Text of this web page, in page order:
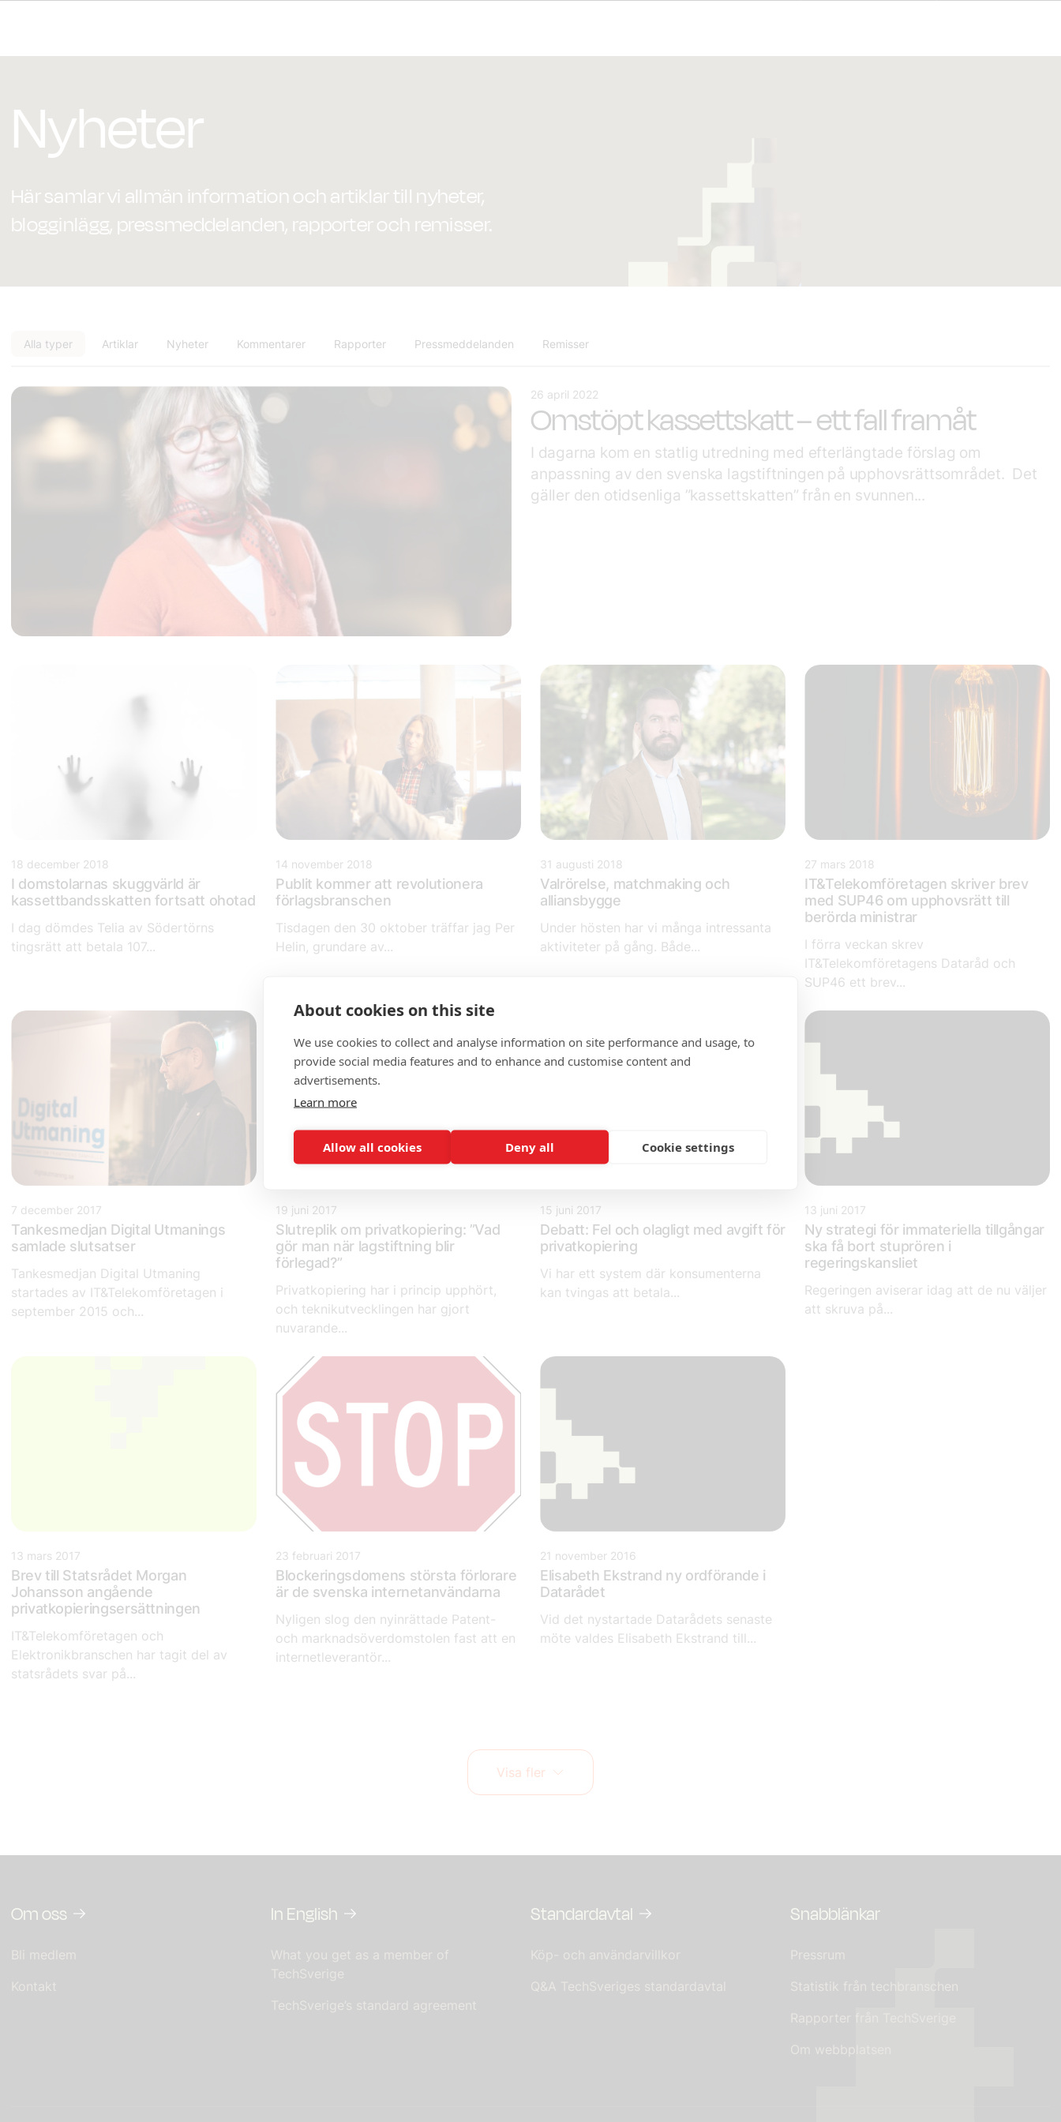
Nyheter
Här samlar vi allmän information och artiklar till nyheter,
blogginlägg, pressmeddelanden, rapporter och remisser.
Alla typer Artiklar Nyheter Kommentarer Rapporter Pressmeddelanden Remisser
26 april 2022
Omstöpt kassettskatt – ett fall framåt
I dagarna kom en statlig utredning med efterlängtade förslag om
anpassning av den svenska lagstiftningen på upphovsrättsområdet. Det
gäller den otidsenliga ”kassettskatten” från en svunnen...
18 december 2018
I domstolarnas skuggvärld är
kassettbandsskatten fortsatt ohotad
I dag dömdes Telia av Södertörns
tingsrätt att betala 107...
14 november 2018
Publit kommer att revolutionera
förlagsbranschen
Tisdagen den 30 oktober träffar jag Per
Helin, grundare av...
31 augusti 2018
Valrörelse, matchmaking och
alliansbygge
Under hösten har vi många intressanta
aktiviteter på gång. Både...
27 mars 2018
IT&Telekomföretagen skriver brev
med SUP46 om upphovsrätt till
berörda ministrar
I förra veckan skrev
IT&Telekomföretagens Dataråd och
SUP46 ett brev...
7 december 2017
Tankesmedjan Digital Utmanings
samlade slutsatser
Tankesmedjan Digital Utmaning
startades av IT&Telekomföretagen i
september 2015 och...
19 juni 2017
Slutreplik om privatkopiering: ”Vad
gör man när lagstiftning blir
förlegad?”
Privatkopiering har i princip upphört,
och teknikutvecklingen har gjort
nuvarande...
15 juni 2017
Debatt: Fel och olagligt med avgift för
privatkopiering
Vi har ett system där konsumenterna
kan tvingas att betala...
13 juni 2017
Ny strategi för immateriella tillgångar
ska få bort stuprören i
regeringskansliet
Regeringen aviserar idag att de nu väljer
att skruva på...
13 mars 2017
Brev till Statsrådet Morgan
Johansson angående
privatkopieringsersättningen
IT&Telekomföretagen och
Elektronikbranschen har tagit del av
statsrådets svar på...
23 februari 2017
Blockeringsdomens största förlorare
är de svenska internetanvändarna
Nyligen slog den nyinrättade Patent-
och marknadsöverdomstolen fast att en
internetleverantör...
21 november 2016
Elisabeth Ekstrand ny ordförande i
Datarådet
Vid det nystartade Datarådets senaste
möte valdes Elisabeth Ekstrand till...
Visa fler
Om oss
Bli medlem
Kontakt
In English
What you get as a member of
TechSverige
TechSverige’s standard agreement
Standardavtal
Köp- och användarvillkor
Q&A TechSveriges standardavtal
Snabblänkar
Pressrum
Statistik från techbranschen
Rapporter från TechSverige
Om webbplatsen
About cookies on this site
We use cookies to collect and analyse information on site performance and usage, to
provide social media features and to enhance and customise content and
advertisements.
Learn more
Allow all cookies Deny all Cookie settings